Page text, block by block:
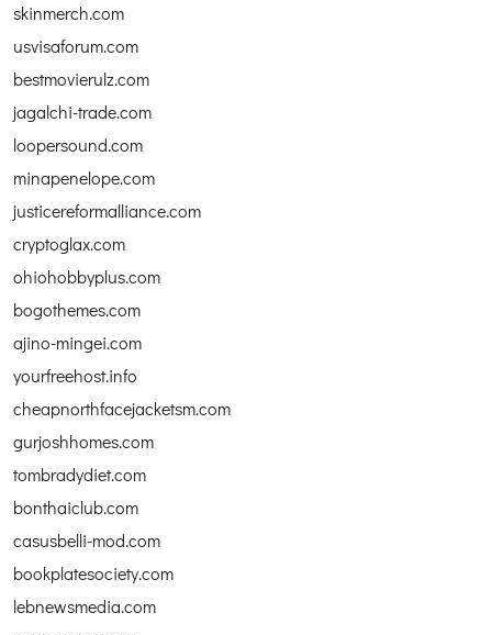
skinmerch.com
usvisaforum.com
bestmovierulz.com
jagalchi-trade.com
loopersound.com
minapenelope.com
justicereformalliance.com
cryptoglax.com
ohiohobbyplus.com
bogothemes.com
ajino-mingei.com
yourfreehost.info
cheapnorthfacejacketsm.com
gurjoshhomes.com
tombradydiet.com
bonthaiclub.com
casusbelli-mod.com
bookplatesociety.com
lebnewsmedia.com